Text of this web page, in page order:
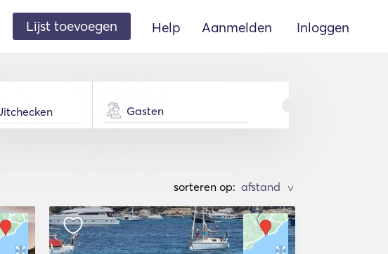
Lijst toevoegen Help Aanmelden Inloggen
Gasten
sorteren op: >